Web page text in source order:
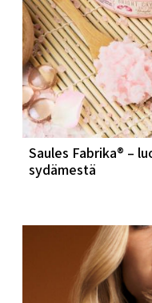
Saules Fabrika® –
sydämestä